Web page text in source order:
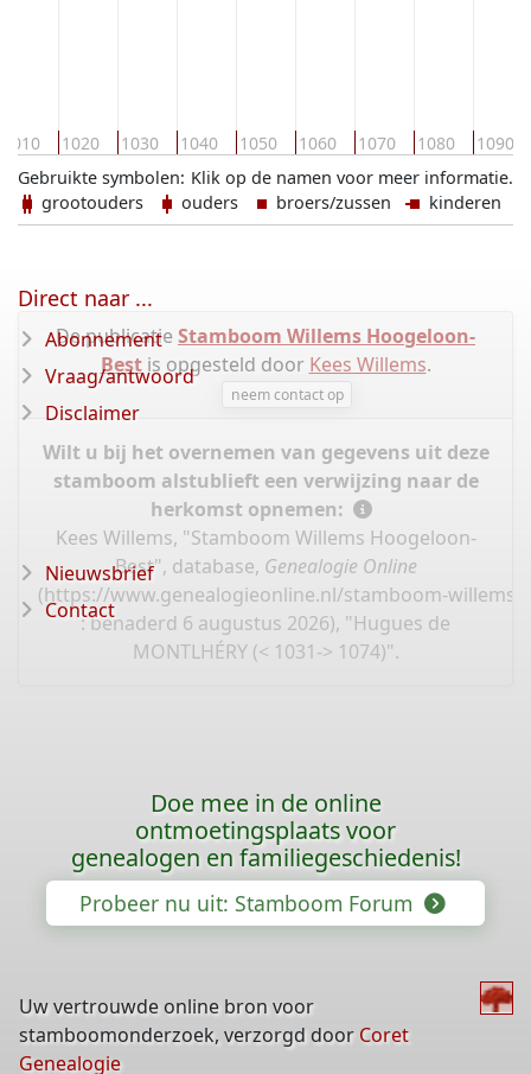
1010 1020 1030 1040 1050 1060 1070 1080 1090
Klik op de namen voor meer informatie.
Gebruikte symbolen:
grootouders
ouders broers/zussen kinderen
De publicatie Stamboom Willems Hoogeloon-
Bestis opgesteld door Kees Willems.
neem contact op
Wilt u bij het overnemen van gegevens uit deze
stamboom alstublieft een verwijzing naar de
herkomst opnemen:
Kees Willems, "Stamboom Willems Hoogeloon-
Best", database, Genealogie Online
(https://www.genealogieonline.nl/stamboom-willems-
: benaderd 6 augustus 2026), "Hugues de
MONTLHÉRY (< 1031-> 1074)".
Direct naar ...
Abonnement
Vraag/antwoord
Disclaimer
Nieuwsbrief
Contact
Doe mee in de online
ontmoetingsplaats voor
genealogen en familiegeschiedenis!
Probeer nu uit: Stamboom Forum
Uw vertrouwde online bron voor
stamboomonderzoek, verzorgd door Coret
Genealogie